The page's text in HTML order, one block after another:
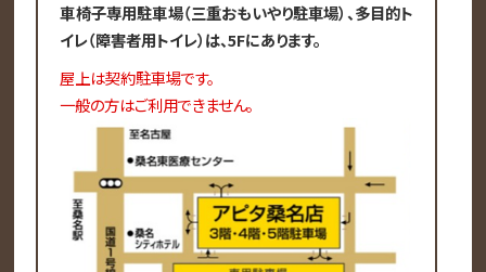
車椅子専用駐車場（三重おもいやり駐車場）、多目的ト
イレ（障害者用トイレ）は、5Fにあります。
屋上は契約駐車場です。
一般の方はご利用できません。